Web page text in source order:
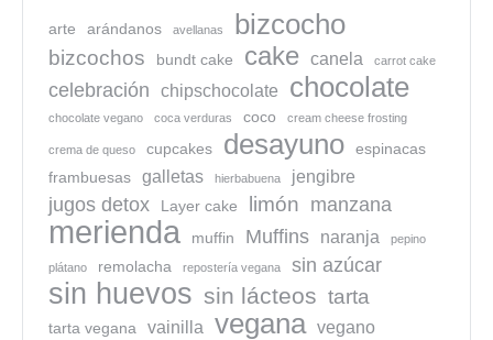
arte arándanos avellanas bizcocho
bizcochos bundt cake cake canela carrot cake
celebración chipschocolate chocolate
chocolate vegano coca verduras coco cream cheese frosting
crema de queso cupcakes desayuno
espinacas
frambuesas
galletas hierbabuena jengibre
jugos detox Layer cake limón manzana
merienda muffin Muffins naranja pepino
plátano remolacha repostería vegana sin azúcar
sin huevos sin lácteos tarta
tarta vegana vainilla vegana vegano